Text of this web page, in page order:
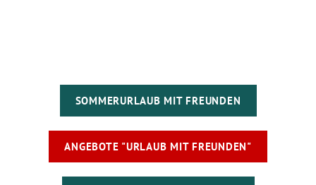
SOMMERURLAUB MIT FREUNDEN
ANGEBOTE "URLAUB MIT FREUNDEN"